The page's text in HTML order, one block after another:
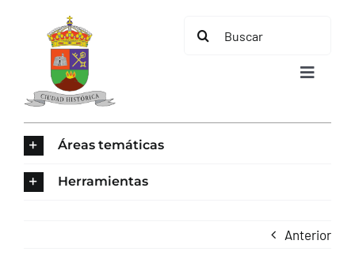
contenido
Buscar:
Toggle
Áreas temáticas
Herramientas
Anterior